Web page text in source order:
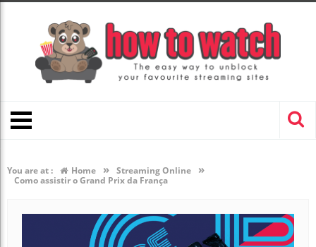
You are at : Home » Streaming Online »
Como assistir o Grand Prix da França